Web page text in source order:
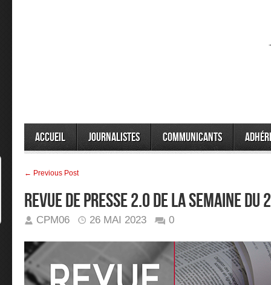
Accueil Journalistes Communicants
← Previous Post
Revue de presse 2.0 de la semaine
CPM06 26 MAI 2023 0